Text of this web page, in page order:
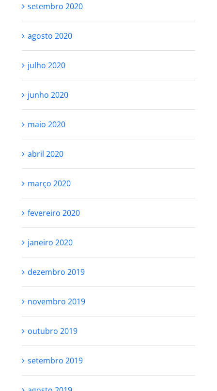
setembro 2020
agosto 2020
julho 2020
junho 2020
maio 2020
abril 2020
março 2020
fevereiro 2020
janeiro 2020
dezembro 2019
novembro 2019
outubro 2019
setembro 2019